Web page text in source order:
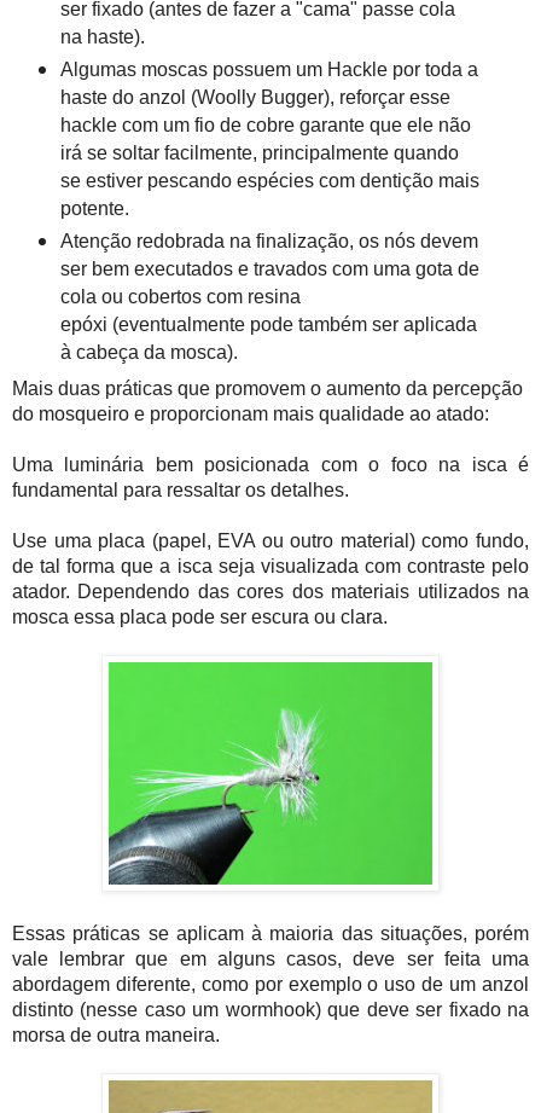
ser fixado (antes de fazer a "cama" passe cola
na haste).
Algumas moscas possuem um Hackle por toda a
haste do anzol (Woolly Bugger), reforçar esse
hackle com um fio de cobre garante que ele não
irá se soltar facilmente, principalmente quando
se estiver pescando espécies com dentição mais
potente.
Atenção redobrada na finalização, os nós devem
ser bem executados e travados com uma gota de
cola ou cobertos com resina
epóxi (eventualmente pode também ser aplicada
à cabeça da mosca).
Mais duas práticas que promovem o aumento da percepção
do mosqueiro e proporcionam mais qualidade ao atado:
Uma luminária bem posicionada com o foco na isca é
fundamental para ressaltar os detalhes.
Use uma placa (papel, EVA ou outro material) como fundo,
de tal forma que a isca seja visualizada com contraste pelo
atador. Dependendo das cores dos materiais utilizados na
mosca essa placa pode ser escura ou clara.
Essas práticas se aplicam à maioria das situações, porém
vale lembrar que em alguns casos, deve ser feita uma
abordagem diferente, como por exemplo o uso de um anzol
distinto (nesse caso um wormhook) que deve ser fixado na
morsa de outra maneira.